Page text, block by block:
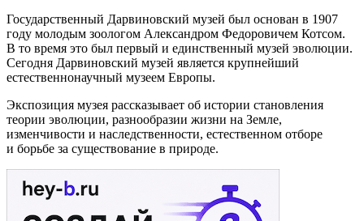
Государственный Дарвиновский музей был основан в 1907
году молодым зоологом Александром Федоровичем Котсом.
В то время это был первый и единственный музей эволюции.
Сегодня Дарвиновский музей является крупнейший
естественнонаучный музеем Европы.
Экспозиция музея рассказывает об истории становления
теории эволюции, разнообразии жизни на Земле,
изменчивости и наследственности, естественном отборе
и борьбе за существование в природе.